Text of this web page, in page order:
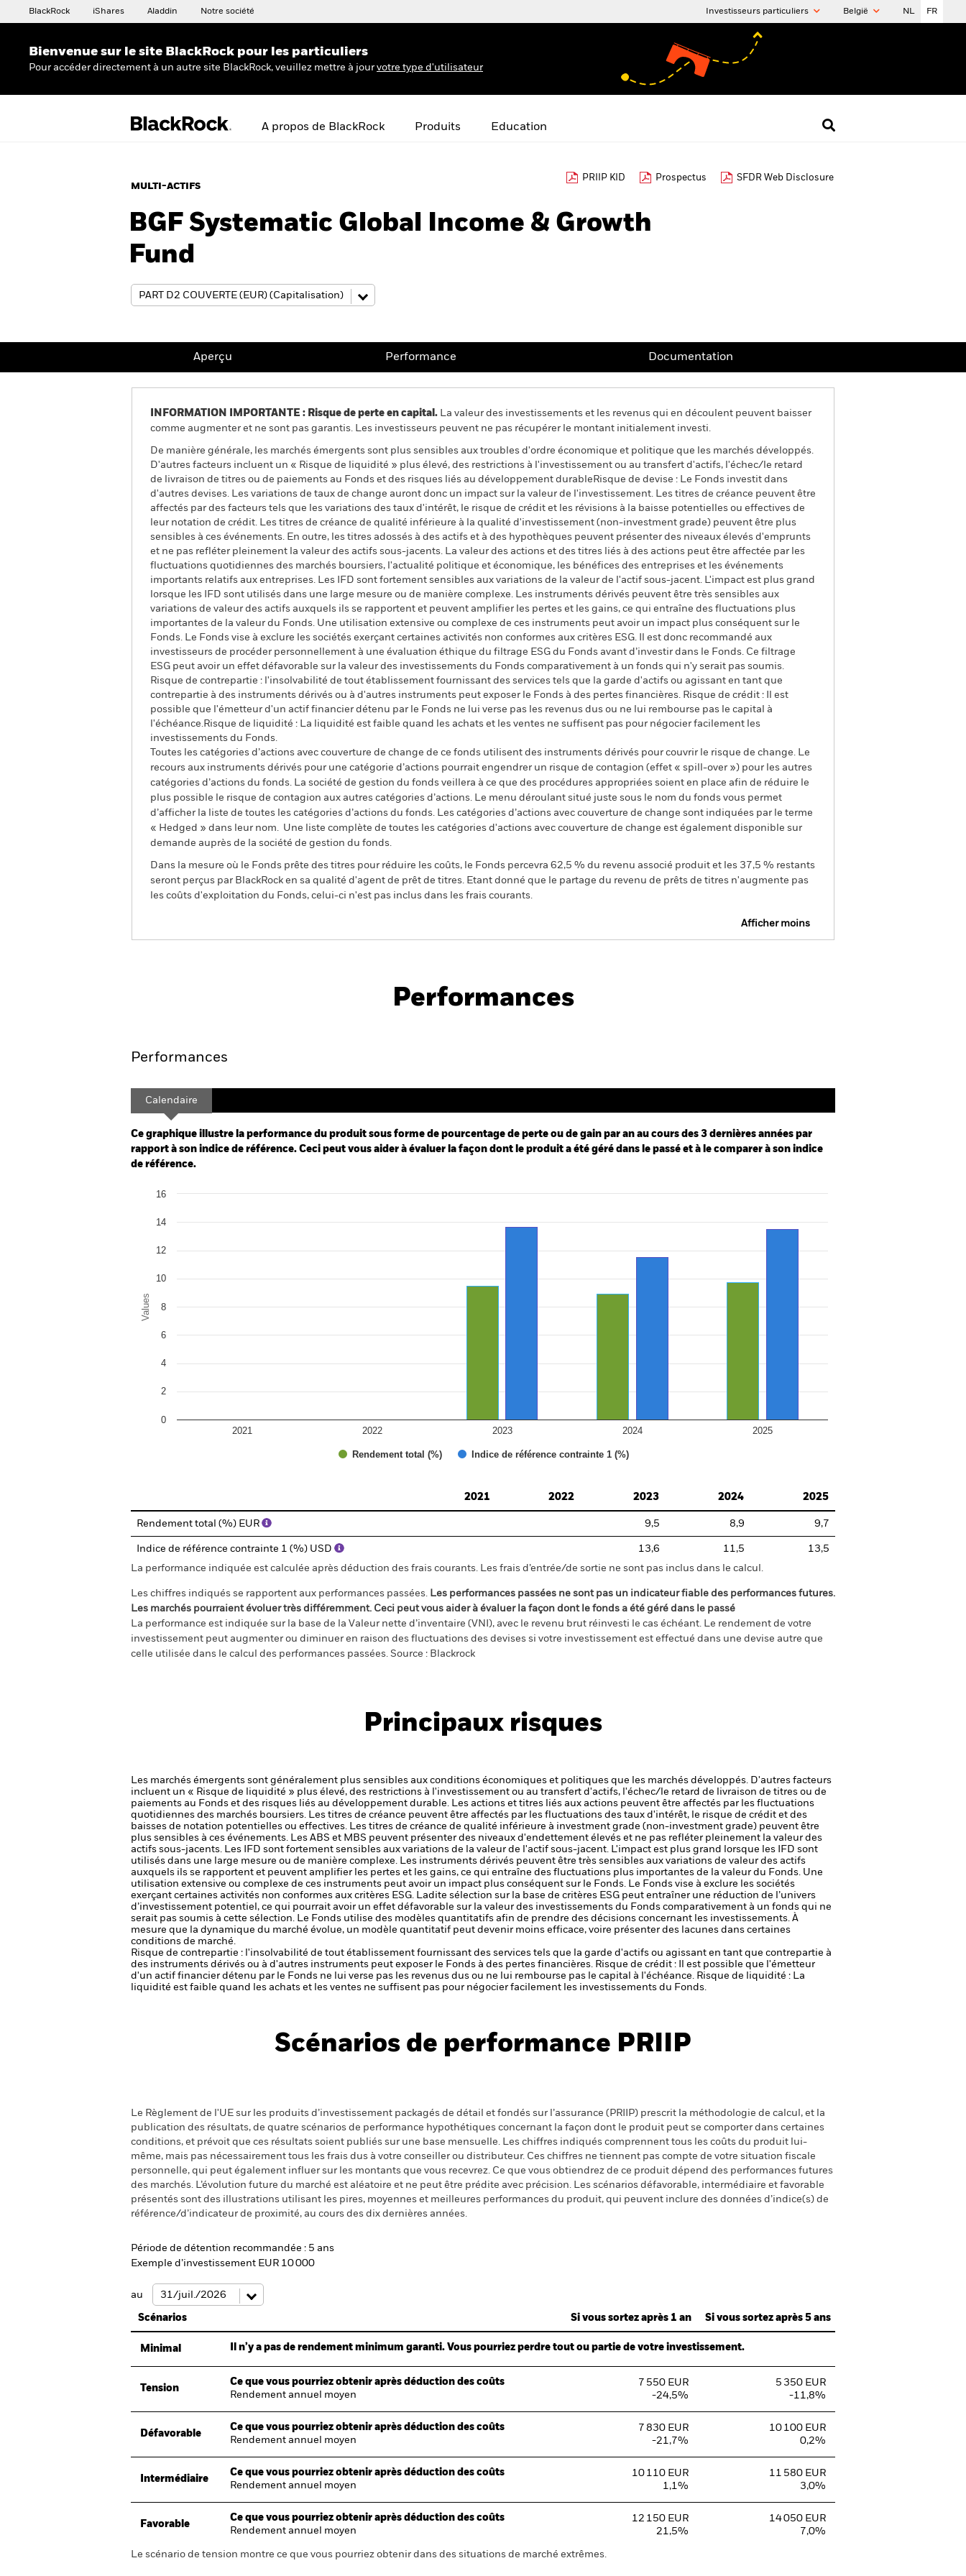
BlackRock iShares Aladdin Notre société Investisseurs particuliers België NL FR
Bienvenue sur le site BlackRock pour les particuliers
Pour accéder directement à un autre site BlackRock, veuillez mettre à jour votre type d'utilisateur
A propos de BlackRock Produits Education
MULTI-ACTIFS
PRIIP KID Prospectus SFDR Web Disclosure
BGF Systematic Global Income & Growth
Fund
Aperçu Performance Documentation
INFORMATION IMPORTANTE : Risque de perte en capital. La valeur des investissements et les revenus qui en découlent peuvent baisser
comme augmenter et ne sont pas garantis. Les investisseurs peuvent ne pas récupérer le montant initialement investi.
De manière générale, les marchés émergents sont plus sensibles aux troubles d'ordre économique et politique que les marchés développés.
D'autres facteurs incluent un « Risque de liquidité » plus élevé, des restrictions à l'investissement ou au transfert d'actifs, l'échec/le retard
de livraison de titres ou de paiements au Fonds et des risques liés au développement durableRisque de devise : Le Fonds investit dans
d'autres devises. Les variations de taux de change auront donc un impact sur la valeur de l'investissement. Les titres de créance peuvent être
affectés par des facteurs tels que les variations des taux d'intérêt, le risque de crédit et les révisions à la baisse potentielles ou effectives de
leur notation de crédit. Les titres de créance de qualité inférieure à la qualité d'investissement (non-investment grade) peuvent être plus
sensibles à ces événements. En outre, les titres adossés à des actifs et à des hypothèques peuvent présenter des niveaux élevés d'emprunts
et ne pas refléter pleinement la valeur des actifs sous-jacents. La valeur des actions et des titres liés à des actions peut être affectée par les
fluctuations quotidiennes des marchés boursiers, l'actualité politique et économique, les bénéfices des entreprises et les événements
importants relatifs aux entreprises. Les IFD sont fortement sensibles aux variations de la valeur de l'actif sous-jacent. L'impact est plus grand
lorsque les IFD sont utilisés dans une large mesure ou de manière complexe. Les instruments dérivés peuvent être très sensibles aux
variations de valeur des actifs auxquels ils se rapportent et peuvent amplifier les pertes et les gains, ce qui entraîne des fluctuations plus
importantes de la valeur du Fonds. Une utilisation extensive ou complexe de ces instruments peut avoir un impact plus conséquent sur le
Fonds. Le Fonds vise à exclure les sociétés exerçant certaines activités non conformes aux critères ESG. Il est donc recommandé aux
investisseurs de procéder personnellement à une évaluation éthique du filtrage ESG du Fonds avant d’investir dans le Fonds. Ce filtrage
ESG peut avoir un effet défavorable sur la valeur des investissements du Fonds comparativement à un fonds qui n'y serait pas soumis.
Risque de contrepartie : l'insolvabilité de tout établissement fournissant des services tels que la garde d'actifs ou agissant en tant que
contrepartie à des instruments dérivés ou à d'autres instruments peut exposer le Fonds à des pertes financières. Risque de crédit : Il est
possible que l'émetteur d'un actif financier détenu par le Fonds ne lui verse pas les revenus dus ou ne lui rembourse pas le capital à
l'échéance.Risque de liquidité : La liquidité est faible quand les achats et les ventes ne suffisent pas pour négocier facilement les
investissements du Fonds.
Toutes les catégories d’actions avec couverture de change de ce fonds utilisent des instruments dérivés pour couvrir le risque de change. Le
recours aux instruments dérivés pour une catégorie d’actions pourrait engendrer un risque de contagion (effet « spill-over ») pour les autres
catégories d’actions du fonds. La société de gestion du fonds veillera à ce que des procédures appropriées soient en place afin de réduire le
plus possible le risque de contagion aux autres catégories d’actions. Le menu déroulant situé juste sous le nom du fonds vous permet
d’afficher la liste de toutes les catégories d’actions du fonds. Les catégories d’actions avec couverture de change sont indiquées par le terme
« Hedged » dans leur nom. Une liste complète de toutes les catégories d'actions avec couverture de change est également disponible sur
demande auprès de la société de gestion du fonds.
Dans la mesure où le Fonds prête des titres pour réduire les coûts, le Fonds percevra 62,5 % du revenu associé produit et les 37,5 % restants
seront perçus par BlackRock en sa qualité d'agent de prêt de titres. Etant donné que le partage du revenu de prêts de titres n'augmente pas
les coûts d'exploitation du Fonds, celui-ci n'est pas inclus dans les frais courants.
Afficher moins
Performance
Performances
Performances
Calendaire
Ce graphique illustre la performance du produit sous forme de pourcentage de perte ou de gain par an au cours des 3 dernières années par
rapport à son indice de référence. Ceci peut vous aider à évaluer la façon dont le produit a été géré dans le passé et à le comparer à son indice
de référence.
Chart
Bar chart with 2 data series.
The chart has 1 Y axis displaying Values. Range: 0 to 16.
Values
Rendement total (%) Indice de référence contrainte 1 (%)
2021 2022 2023 2024 2025
0
2
4
6
8
10
12
14
16
2021
2022 2023 2024 2025
Rendement total (%) EUR 9,5 8,9 9,7
Indice de référence contrainte 1 (%) USD 13,6 11,5
13,5
La performance indiquée est calculée après déduction des frais courants. Les frais d’entrée/de sortie ne sont pas inclus dans le calcul.
Les chiffres indiqués se rapportent aux performances passées. Les performances passées ne sont pas un indicateur fiable des performances futures.
Les marchés pourraient évoluer très différemment. Ceci peut vous aider à évaluer la façon dont le fonds a été géré dans le passé
La performance est indiquée sur la base de la Valeur nette d’inventaire (VNI), avec le revenu brut réinvesti le cas échéant. Le rendement de votre
investissement peut augmenter ou diminuer en raison des fluctuations des devises si votre investissement est effectué dans une devise autre que
celle utilisée dans le calcul des performances passées. Source : Blackrock
Principaux risques
Les marchés émergents sont généralement plus sensibles aux conditions économiques et politiques que les marchés développés. D'autres facteurs
incluent un « Risque de liquidité » plus élevé, des restrictions à l'investissement ou au transfert d'actifs, l'échec/le retard de livraison de titres ou de
paiements au Fonds et des risques liés au développement durable. Les actions et titres liés aux actions peuvent être affectés par les fluctuations
quotidiennes des marchés boursiers. Les titres de créance peuvent être affectés par les fluctuations des taux d'intérêt, le risque de crédit et des
baisses de notation potentielles ou effectives. Les titres de créance de qualité inférieure à investment grade (non-investment grade) peuvent être
plus sensibles à ces événements. Les ABS et MBS peuvent présenter des niveaux d'endettement élevés et ne pas refléter pleinement la valeur des
actifs sous-jacents. Les IFD sont fortement sensibles aux variations de la valeur de l'actif sous-jacent. L'impact est plus grand lorsque les IFD sont
utilisés dans une large mesure ou de manière complexe. Les instruments dérivés peuvent être très sensibles aux variations de valeur des actifs
auxquels ils se rapportent et peuvent amplifier les pertes et les gains, ce qui entraîne des fluctuations plus importantes de la valeur du Fonds. Une
utilisation extensive ou complexe de ces instruments peut avoir un impact plus conséquent sur le Fonds. Le Fonds vise à exclure les sociétés
exerçant certaines activités non conformes aux critères ESG. Ladite sélection sur la base de critères ESG peut entraîner une réduction de l’univers
d’investissement potentiel, ce qui pourrait avoir un effet défavorable sur la valeur des investissements du Fonds comparativement à un fonds qui ne
serait pas soumis à cette sélection. Le Fonds utilise des modèles quantitatifs afin de prendre des décisions concernant les investissements. À
mesure que la dynamique du marché évolue, un modèle quantitatif peut devenir moins efficace, voire présenter des lacunes dans certaines
conditions de marché.
Risque de contrepartie : l'insolvabilité de tout établissement fournissant des services tels que la garde d'actifs ou agissant en tant que contrepartie à
des instruments dérivés ou à d'autres instruments peut exposer le Fonds à des pertes financières. Risque de crédit : Il est possible que l'émetteur
d'un actif financier détenu par le Fonds ne lui verse pas les revenus dus ou ne lui rembourse pas le capital à l'échéance. Risque de liquidité : La
liquidité est faible quand les achats et les ventes ne suffisent pas pour négocier facilement les investissements du Fonds.
Scénarios de performance PRIIP
Le Règlement de l'UE sur les produits d’investissement packagés de détail et fondés sur l’assurance (PRIIP) prescrit la méthodologie de calcul, et la
publication des résultats, de quatre scénarios de performance hypothétiques concernant la façon dont le produit peut se comporter dans certaines
conditions, et prévoit que ces résultats soient publiés sur une base mensuelle. Les chiffres indiqués comprennent tous les coûts du produit lui-
même, mais pas nécessairement tous les frais dus à votre conseiller ou distributeur. Ces chiffres ne tiennent pas compte de votre situation fiscale
personnelle, qui peut également influer sur les montants que vous recevrez. Ce que vous obtiendrez de ce produit dépend des performances futures
des marchés. L’évolution future du marché est aléatoire et ne peut être prédite avec précision. Les scénarios défavorable, intermédiaire et favorable
présentés sont des illustrations utilisant les pires, moyennes et meilleures performances du produit, qui peuvent inclure des données d’indice(s) de
référence/d’indicateur de proximité, au cours des dix dernières années.
Période de détention recommandée : 5 ans
Exemple d’investissement EUR 10 000
au
Scénarios Si vous sortez après 1 an Si vous sortez après 5 ans
Minimal Il n’y a pas de rendement minimum garanti. Vous pourriez perdre tout ou partie de votre investissement.
Tension
Ce que vous pourriez obtenir après déduction des coûts
Rendement annuel moyen
7 550 EUR
-24,5%
5 350 EUR
-11,8%
Défavorable
Ce que vous pourriez obtenir après déduction des coûts
Rendement annuel moyen
7 830 EUR
-21,7%
10 100 EUR
0,2%
Intermédiaire
Ce que vous pourriez obtenir après déduction des coûts
Rendement annuel moyen
10 110 EUR
1,1%
11 580 EUR
3,0%
Favorable
Ce que vous pourriez obtenir après déduction des coûts
Rendement annuel moyen
12 150 EUR
21,5%
14 050 EUR
7,0%
Le scénario de tension montre ce que vous pourriez obtenir dans des situations de marché extrêmes.